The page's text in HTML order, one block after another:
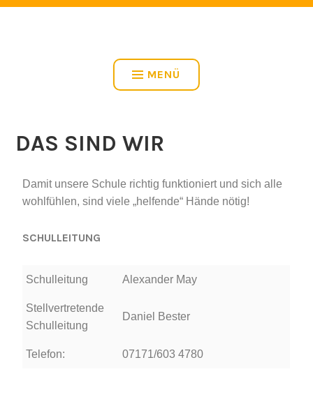
MENÜ
DAS SIND WIR
Damit unsere Schule richtig funktioniert und sich alle
wohlfühlen, sind viele „helfende“ Hände nötig!
SCHULLEITUNG
Schulleitung Alexander May
Stellvertretende
Schulleitung
Daniel Bester
Telefon: 07171/603 4780